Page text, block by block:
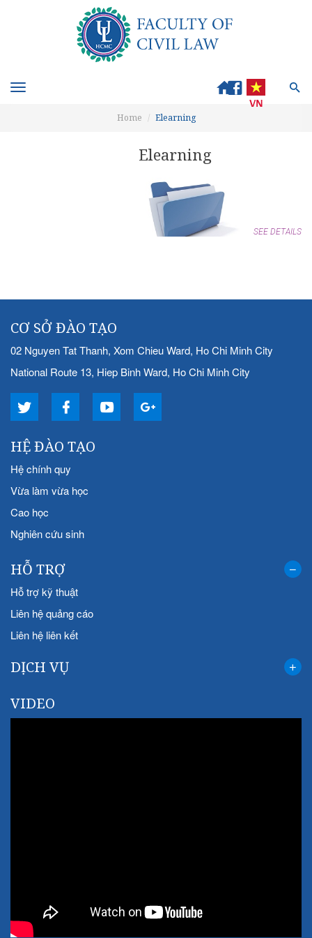
Toggle
Home Elearning
Elearning
SEE DETAILS
CƠ SỞ ĐÀO TẠO
02 Nguyen Tat Thanh, Xom Chieu Ward, Ho Chi Minh City
National Route 13, Hiep Binh Ward, Ho Chi Minh City
HỆ ĐÀO TẠO
Hệ chính quy
Vừa làm vừa học
Cao học
Nghiên cứu sinh
HỖ TRỢ
Hỗ trợ kỹ thuật
Liên hệ quảng cáo
Liên hệ liên kết
DỊCH VỤ
VIDEO